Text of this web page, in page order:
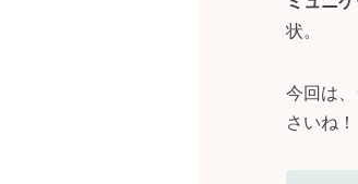
状。
今回は
さいね！